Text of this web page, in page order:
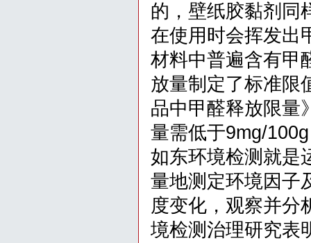
的，壁纸胶黏剂同
在使用时会挥发出
材料中普遍含有甲
放量制定了标准限
品中甲醛释放限量
量需低于9mg/
如东环境检测就是
量地测定环境因子
度变化，观察并分
境检测治理研究表